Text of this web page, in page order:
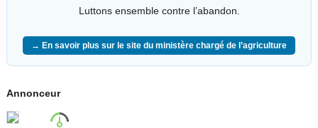
Luttons ensemble contre l’abandon.
→ En savoir plus sur le site du ministère chargé de l’agriculture
Annonceur